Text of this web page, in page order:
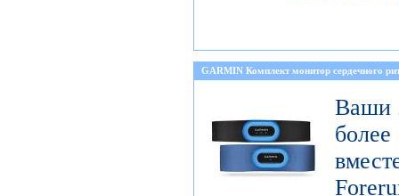
GARMIN Комплект монитор сердечного
Ваши